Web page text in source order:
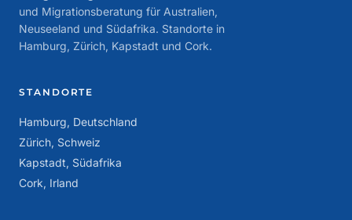
und Migrationsberatung für Australien,
Neuseeland und Südafrika. Standorte in
Hamburg, Zürich, Kapstadt und Cork.
STANDORTE
Hamburg, Deutschland
Zürich, Schweiz
Kapstadt, Südafrika
Cork, Irland